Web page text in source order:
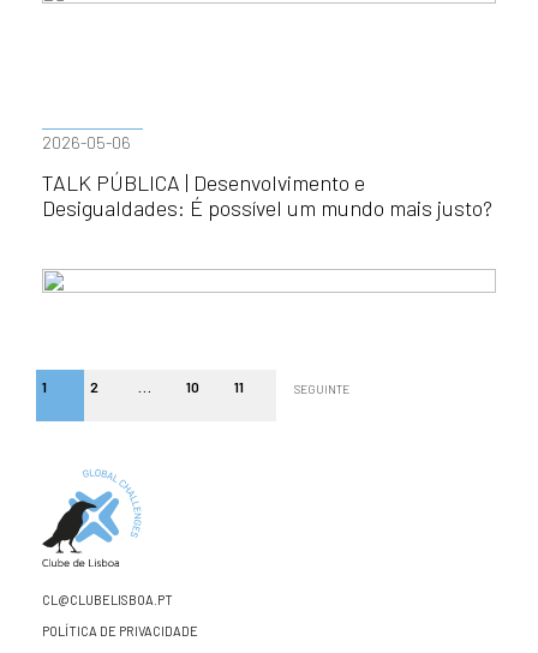
2026-05-06
TALK PÚBLICA | Desenvolvimento e
Desigualdades: É possível um mundo mais justo?
1 2 10 11 SEGUINTE
CL@CLUBELISBOA.PT
POLÍTICA DE PRIVACIDADE